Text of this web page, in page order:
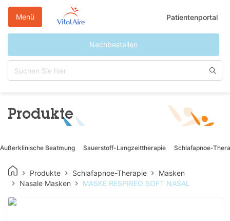
Patientenportal
Nachbestellen
Menü
Produkte
Außerklinische Beatmung Sauerstoff-Langzeittherapie Schlafapnoe-
Produkte Schlafapnoe-Therapie
Masken
Nasale Masken
MASKE RESPIREO SOFT NASAL